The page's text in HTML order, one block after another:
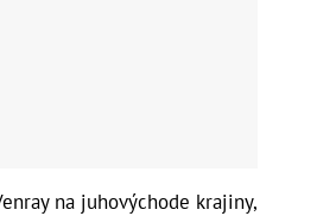
na juhovýchode krajiny,